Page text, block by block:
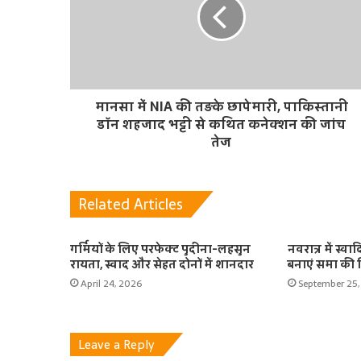
मानसा में NIA की तड़के छापेमारी, पाकिस्तानी
डॉन शहजाद भट्टी से कथित कनेक्शन की जांच
तेज
Related Articles
गर्मियों के लिए परफेक्ट पुदीना-लहसुन
रायता, स्वाद और सेहत दोनों में शानदार
April 24, 2026
नवरात्र में
बनाएं समा की
September
Leave a Reply